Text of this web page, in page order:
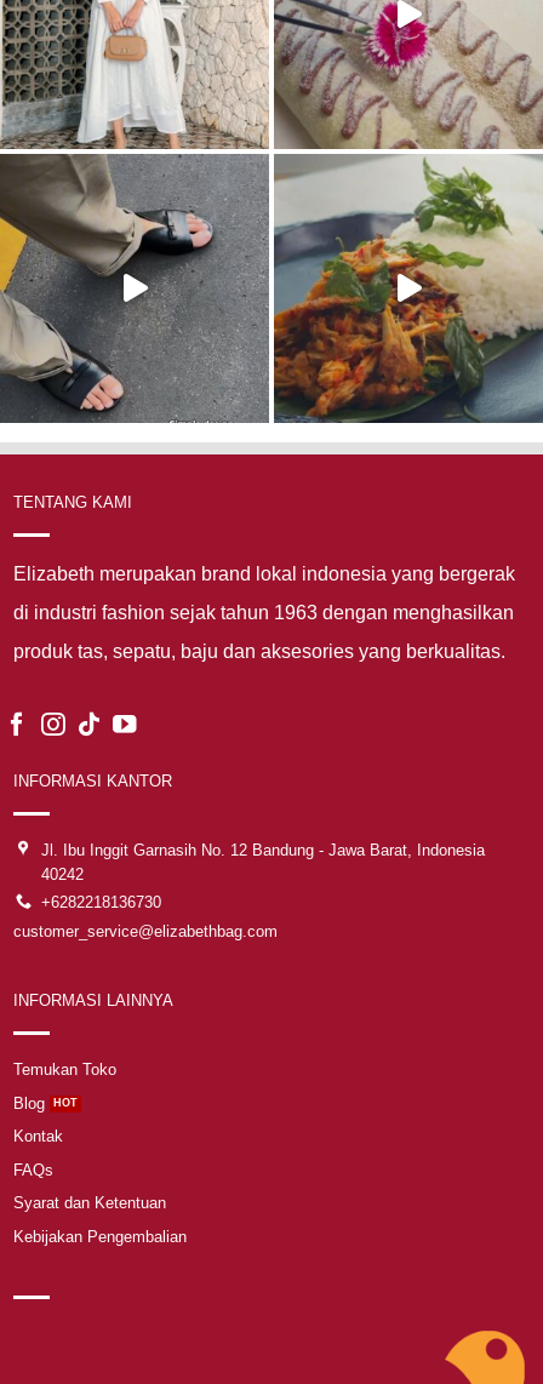
TENTANG KAMI
Elizabeth merupakan brand lokal indonesia yang bergerak
di industri fashion sejak tahun 1963 dengan menghasilkan
produk tas, sepatu, baju dan aksesories yang berkualitas.
INFORMASI KANTOR
Jl. Ibu Inggit Garnasih No. 12 Bandung - Jawa Barat, Indonesia
40242
+6282218136730
customer_service@elizabethbag.com
INFORMASI LAINNYA
Temukan Toko
Blog
Kontak
FAQs
Syarat dan Ketentuan
Kebijakan Pengembalian